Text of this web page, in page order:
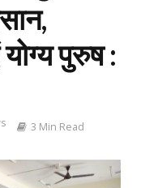
पुरुष :
3 Min Read